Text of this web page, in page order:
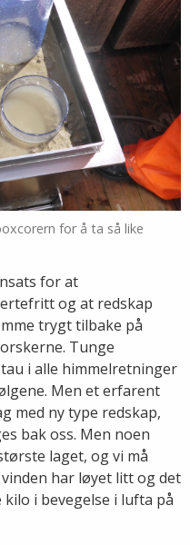
for å ta så like
for at
og at redskap
trygt tilbake på
Tunge
i alle himmelretninger
Men et erfarent
med ny type redskap,
bak oss. Men noen
laget, og vi må
har løyet litt og det
i bevegelse i lufta på